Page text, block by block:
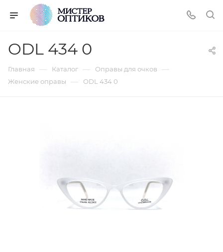
ODL 434 0
Главная — Каталог — Оправы для очков —
Женские оправы — ODL 434 0